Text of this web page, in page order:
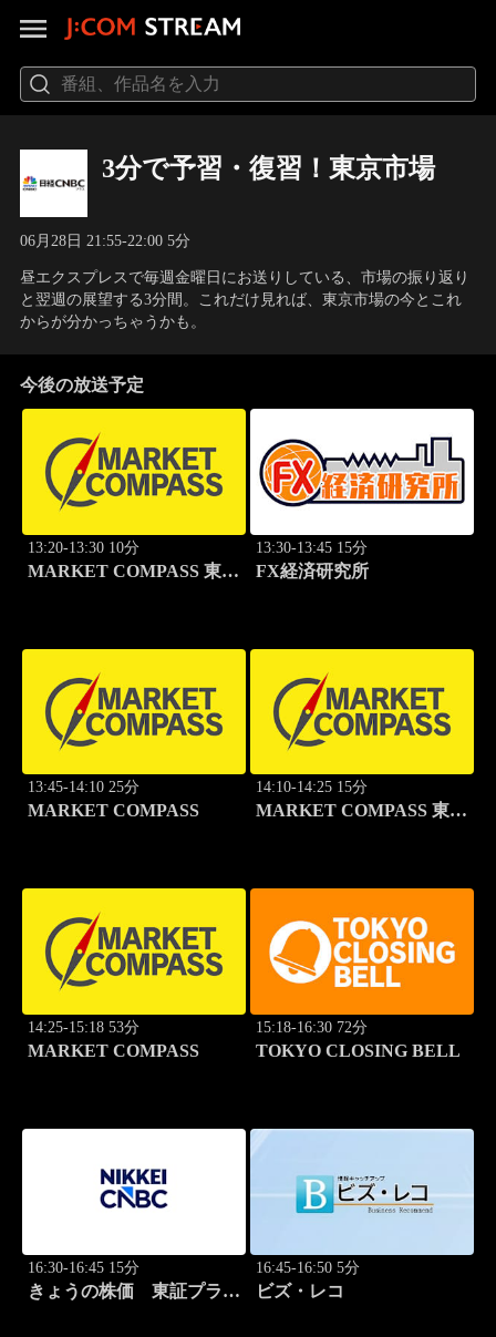
3分で予習・復習！東京市場
06月28日 21:55-22:00 5分
昼エクスプレスで毎週金曜日にお送りしている、市場の振り返り
と翌週の展望する3分間。これだけ見れば、東京市場の今とこれ
からが分かっちゃうかも。
今後の放送予定
13:20-13:30 10分
MARKET COMPASS 東証
13:30-13:45 15分
FX経済研究所
13:45-14:10 25分
MARKET COMPASS
14:10-14:25 15分
MARKET COMPASS 東証
14:25-15:18 53分
MARKET COMPASS
15:18-16:30 72分
TOKYO CLOSING BELL
16:30-16:45 15分
きょうの株価 東証プライ
16:45-16:50 5分
ビズ・レコ